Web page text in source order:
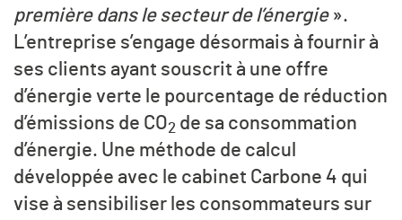
première dans le secteur de l’énergie».
L’entreprise s’engage désormais à fournir à
ses clients ayant souscrit à une offre
d’énergie verte le pourcentage de réduction
d’émissions de CO2 de sa consommation
d’énergie. Une méthode de calcul
développée avec le cabinet Carbone 4 qui
vise à sensibiliser les consommateurs sur